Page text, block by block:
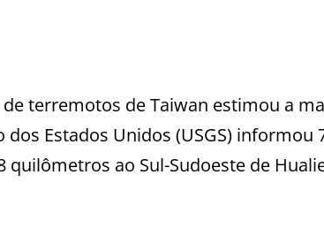
terremotos de Taiwan estimou a
dos Estados Unidos (USGS) informou
quilômetros ao Sul-Sudoeste de